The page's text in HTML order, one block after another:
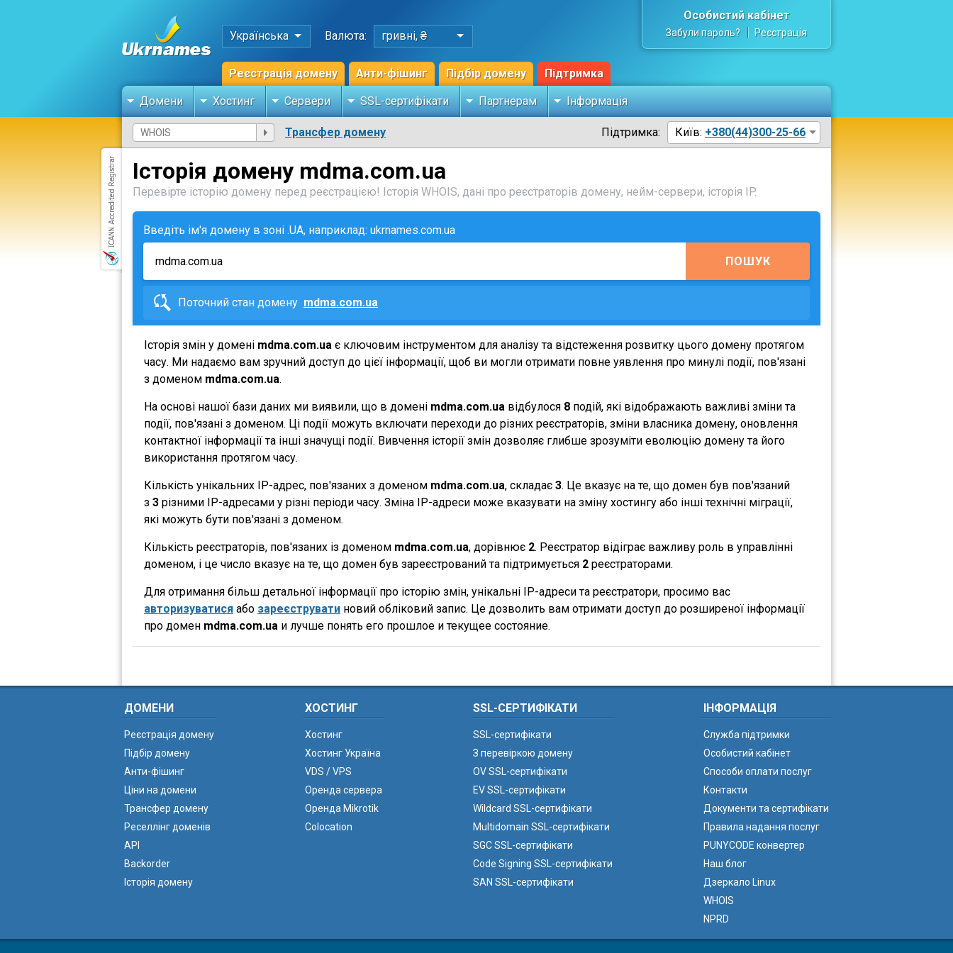
Українська Валюта: гривні, ₴
Реєстрація домену Анти-фішинг Підбір домену Підтримка
Особистий кабінет
Забули пароль? Реєстрація
Домени Хостинг Сервери SSL-сертифікати Партнерам Інформація
Трансфер домену Підтримка: Київ: +380(44)300-25-66
Історія домену mdma.com.ua
Перевірте історію домену перед реєстрацією! Історія WHOIS, дані про реєстраторів домену, нейм-сервери, історія IP.
Введіть ім'я домену в зоні .UA, наприклад: ukrnames.com.ua
ПОШУК
Поточний стан домену mdma.com.ua
Історія змін у домені mdma.com.ua є ключовим інструментом для аналізу та відстеження розвитку цього домену протягом
часу. Ми надаємо вам зручний доступ до цієї інформації, щоб ви могли отримати повне уявлення про минулі події, пов'язані
з доменом mdma.com.ua.
На основі нашої бази даних ми виявили, що в домені mdma.com.ua відбулося 8 подій, які відображають важливі зміни та
події, пов'язані з доменом. Ці події можуть включати переходи до різних реєстраторів, зміни власника домену, оновлення
контактної інформації та інші значущі події. Вивчення історії змін дозволяє глибше зрозуміти еволюцію домену та його
використання протягом часу.
Кількість унікальних IP-адрес, пов'язаних з доменом mdma.com.ua, складає 3. Це вказує на те, що домен був пов'язаний
з 3 різними IP-адресами у різні періоди часу. Зміна IP-адреси може вказувати на зміну хостингу або інші технічні міграції,
які можуть бути пов'язані з доменом.
Кількість реєстраторів, пов'язаних із доменом mdma.com.ua, дорівнює 2. Реєстратор відіграє важливу роль в управлінні
доменом, і це число вказує на те, що домен був зареєстрований та підтримується 2 реєстраторами.
Для отримання більш детальної інформації про історію змін, унікальні IP-адреси та реєстратори, просимо вас
авторизуватися або зареєструвати новий обліковий запис. Це дозволить вам отримати доступ до розширеної інформації
про домен mdma.com.ua и лучше понять его прошлое и текущее состояние.
ДОМЕНИ
Реєстрація домену
Підбір домену
Анти-фішинг
Ціни на домени
Трансфер домену
Реселлінг доменів
API
Backorder
Історія домену
ХОСТИНГ
Хостинг
Хостинг Україна
VDS / VPS
Оренда сервера
Оренда Mikrotik
Colocation
SSL-СЕРТИФІКАТИ
SSL-сертифікати
З перевіркою домену
OV SSL-сертифікати
EV SSL-сертифікати
Wildcard SSL-сертифікати
Multidomain SSL-сертифікати
SGC SSL-сертифікати
Code Signing SSL-сертифікати
SAN SSL-сертифікати
ІНФОРМАЦІЯ
Служба підтримки
Особистий кабінет
Способи оплати послуг
Контакти
Документи та сертифікати
Правила надання послуг
PUNYCODE конвертер
Наш блог
Дзеркало Linux
WHOIS
NPRD